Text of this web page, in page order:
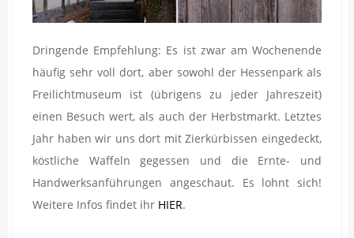
Dringende Empfehlung: Es ist zwar am Wochenende
häufig sehr voll dort, aber sowohl der Hessenpark als
Freilichtmuseum ist (übrigens zu jeder Jahreszeit)
einen Besuch wert, als auch der Herbstmarkt. Letztes
Jahr haben wir uns dort mit Zierkürbissen eingedeckt,
köstliche Waffeln gegessen und die Ernte- und
Handwerksanführungen angeschaut. Es lohnt sich!
Weitere Infos findet ihr HIER.